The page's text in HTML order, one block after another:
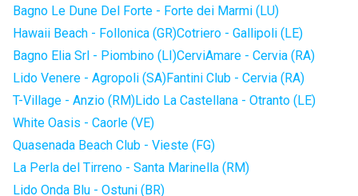
Bagno Le Dune Del Forte - Forte dei Marmi (LU)
Hawaii Beach - Follonica (GR)Cotriero - Gallipoli (LE)
Bagno Elia Srl - Piombino (LI)CerviAmare - Cervia (RA)
Lido Venere - Agropoli (SA)Fantini Club - Cervia (RA)
T-Village - Anzio (RM)Lido La Castellana - Otranto (LE)
White Oasis - Caorle (VE)
Quasenada Beach Club - Vieste (FG)
La Perla del Tirreno - Santa Marinella (RM)
Lido Onda Blu - Ostuni (BR)